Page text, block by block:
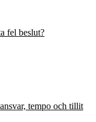
fel beslut?
tempo och tillit